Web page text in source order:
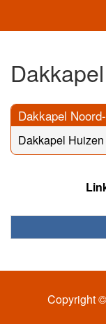
Dakkapel
Dakkapel
Copyright